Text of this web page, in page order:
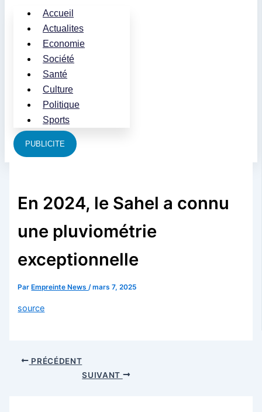
Accueil
Actualites
Economie
Société
Santé
Culture
Politique
Sports
PUBLICITE
En 2024, le Sahel a connu
une pluviométrie
exceptionnelle
Par Empreinte News/mars 7, 2025
source
PRÉCÉDENT
SUIVANT